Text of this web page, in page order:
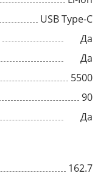
USB Type-C
Да
Да
5500
90
Да
162.7